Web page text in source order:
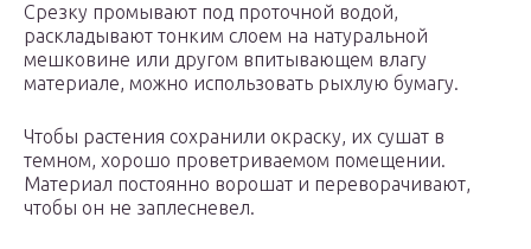
Срезку промывают под проточной водой,
раскладывают тонким слоем на натуральной
мешковине или другом впитывающем влагу
материале, можно использовать рыхлую бумагу.
Чтобы растения сохранили окраску, их сушат в
темном, хорошо проветриваемом помещении.
Материал постоянно ворошат и переворачивают,
чтобы он не заплесневел.